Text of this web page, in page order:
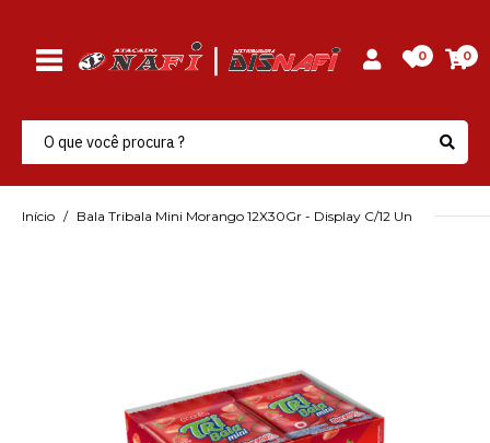
0 0
Início Bala Tribala Mini Morango 12X30Gr - Display C/12 Un